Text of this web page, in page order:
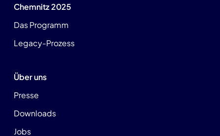
Chemnitz 2025
Das Programm
Legacy-Prozess
Über uns
Presse
Downloads
Jobs